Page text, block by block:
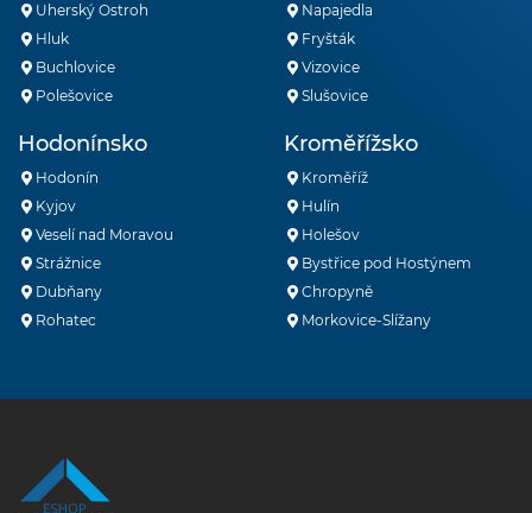
Uherský Ostroh
Hluk
Buchlovice
Polešovice
Napajedla
Fryšták
Vizovice
Slušovice
Hodonínsko
Hodonín
Kyjov
Veselí nad Moravou
Strážnice
Dubňany
Rohatec
Kroměřížsko
Kroměříž
Hulín
Holešov
Bystřice pod Hostýnem
Chropyně
Morkovice-Slížany